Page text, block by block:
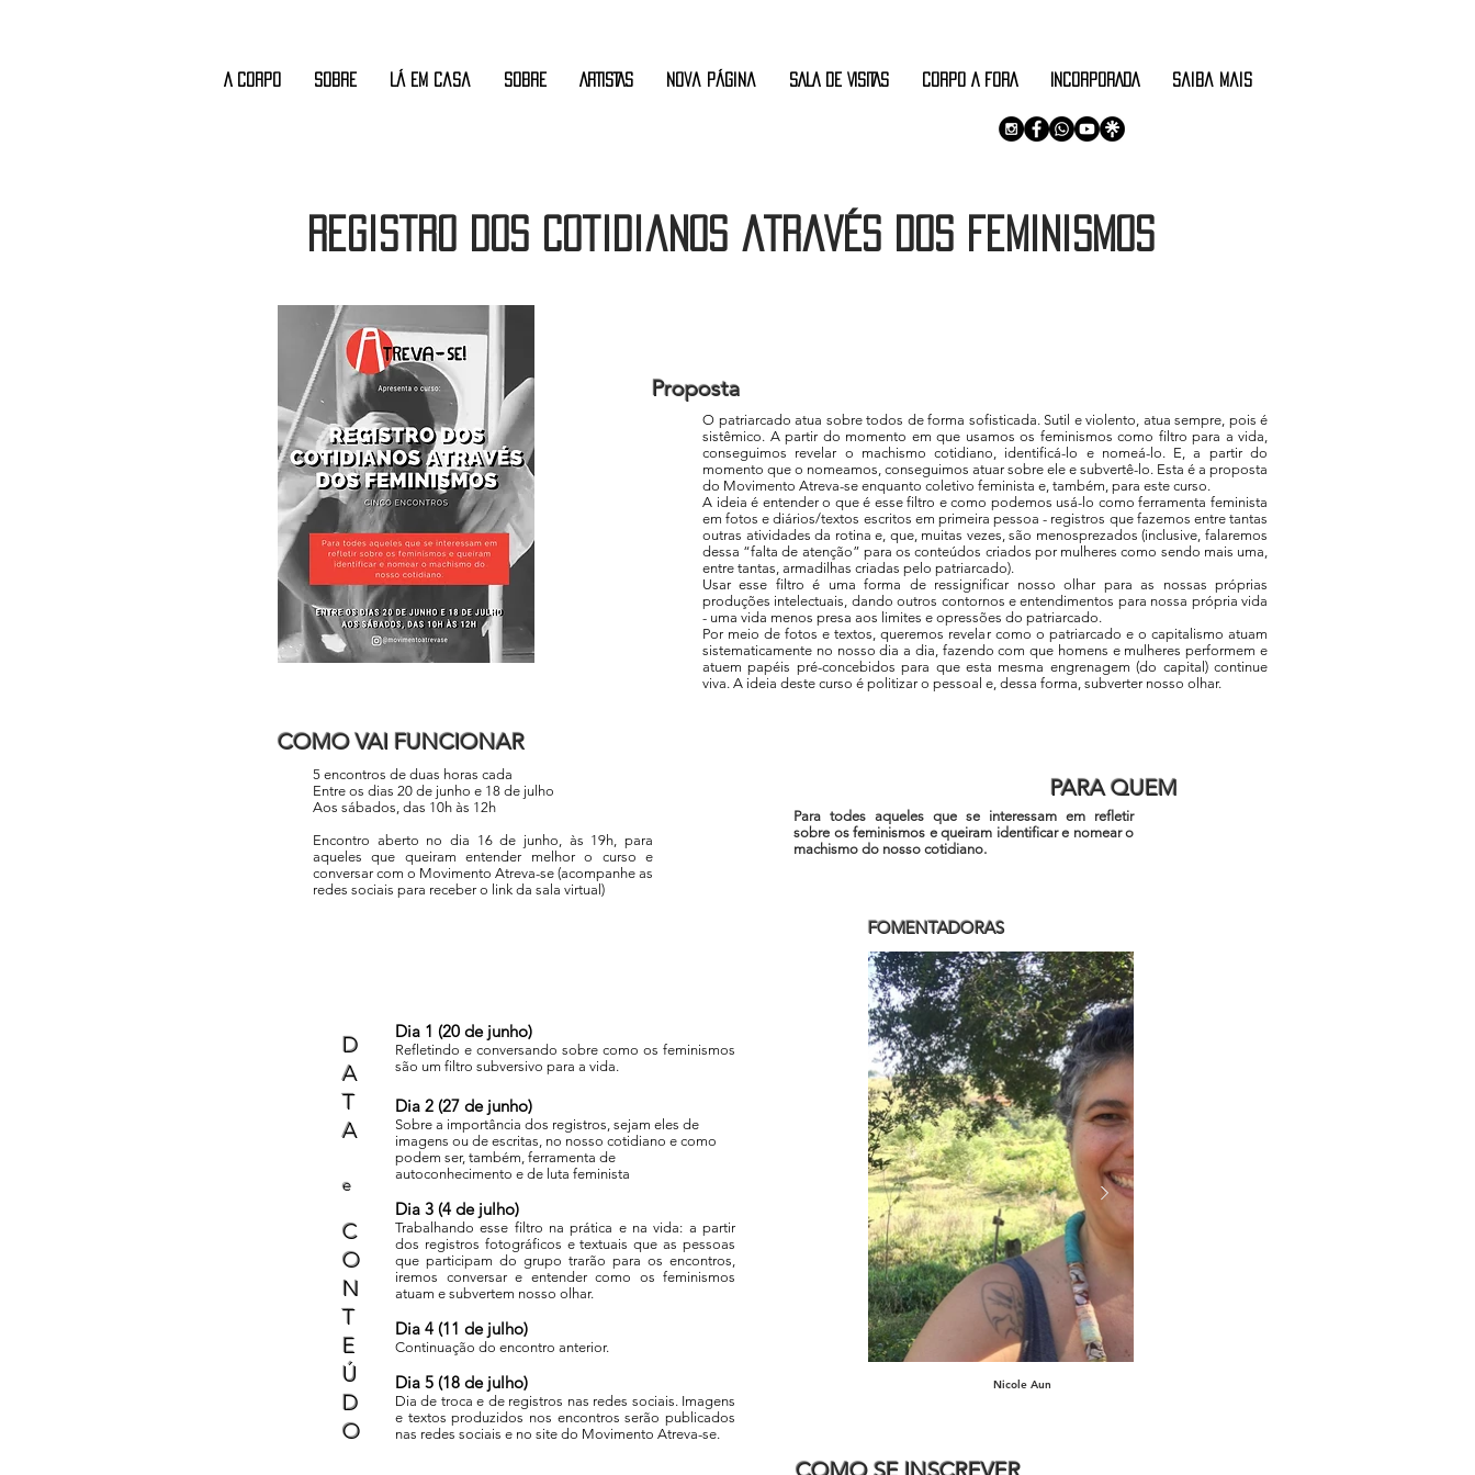
A CORPO Sobre Lá em Casa Sobre ARTISTAS Nova página SALA DE VISITAS CORPO A FORA INCORPORADA saiba mais
Registro dos cotidianos através dos feminismos
Proposta
O patriarcado atua sobre todos de forma sofisticada. Sutil e violento, atua sempre, pois é
sistêmico. A partir do momento em que usamos os feminismos como filtro para a vida,
conseguimos revelar o machismo cotidiano, identificá-lo e nomeá-lo. E, a partir do
momento que o nomeamos, conseguimos atuar sobre ele e subvertê-lo. Esta é a proposta
do Movimento Atreva-se enquanto coletivo feminista e, também, para este curso.
A ideia é entender o que é esse filtro e como podemos usá-lo como ferramenta feminista
em fotos e diários/textos escritos em primeira pessoa - registros que fazemos entre tantas
outras atividades da rotina e, que, muitas vezes, são menosprezados (inclusive, falaremos
dessa “falta de atenção” para os conteúdos criados por mulheres como sendo mais uma,
entre tantas, armadilhas criadas pelo patriarcado).
Usar esse filtro é uma forma de ressignificar nosso olhar para as nossas próprias
produções intelectuais, dando outros contornos e entendimentos para nossa própria vida
- uma vida menos presa aos limites e opressões do patriarcado.
Por meio de fotos e textos, queremos revelar como o patriarcado e o capitalismo atuam
sistematicamente no nosso dia a dia, fazendo com que homens e mulheres performem e
atuem papéis pré-concebidos para que esta mesma engrenagem (do capital) continue
viva. A ideia deste curso é politizar o pessoal e, dessa forma, subverter nosso olhar.
COMO VAI FUNCIONAR
5 encontros de duas horas cada
Entre os dias 20 de junho e 18 de julho
Aos sábados, das 10h às 12h
Encontro aberto no dia 16 de junho, às 19h, para
aqueles que queiram entender melhor o curso e
conversar com o Movimento Atreva-se (acompanhe as
redes sociais para receber o link da sala virtual)
PARA QUEM
Para todes aqueles que se interessam em refletir
sobre os feminismos e queiram identificar e nomear o
machismo do nosso cotidiano.
FOMENTADORAS
D
A
T
A
e
C
O
N
T
E
​Ú
D
O
Dia 1 (20 de junho)
Refletindo e conversando sobre como os feminismos
são um filtro subversivo para a vida.
Dia 2 (27 de junho)
Sobre a importância dos registros, sejam eles de
imagens ou de escritas, no nosso cotidiano e como
podem ser, também, ferramenta de
autoconhecimento e de luta feminista
Dia 3 (4 de julho)
Trabalhando esse filtro na prática e na vida: a partir
dos registros fotográficos e textuais que as pessoas
que participam do grupo trarão para os encontros,
iremos conversar e entender como os feminismos
atuam e subvertem nosso olhar.
Dia 4 (11 de julho)
Continuação do encontro anterior.
Dia 5 (18 de julho)
Dia de troca e de registros nas redes sociais. Imagens
e textos produzidos nos encontros serão publicados
nas redes sociais e no site do Movimento Atreva-se.
Nicole Aun